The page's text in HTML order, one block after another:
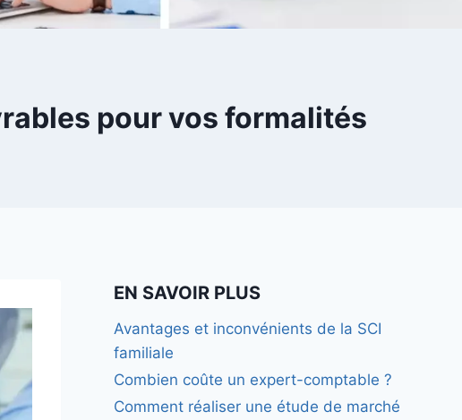
pour vos formalités
EN SAVOIR PLUS
Avantages et inconvénients de la SCI
familiale
Combien coûte un expert-comptable ?
Comment réaliser une étude de marché